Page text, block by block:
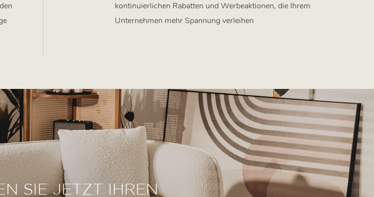
kontinuierlichen Rabatten und Werbeaktionen, die Ihrem
Unternehmen mehr Spannung verleihen
SIE JETZT IHREN